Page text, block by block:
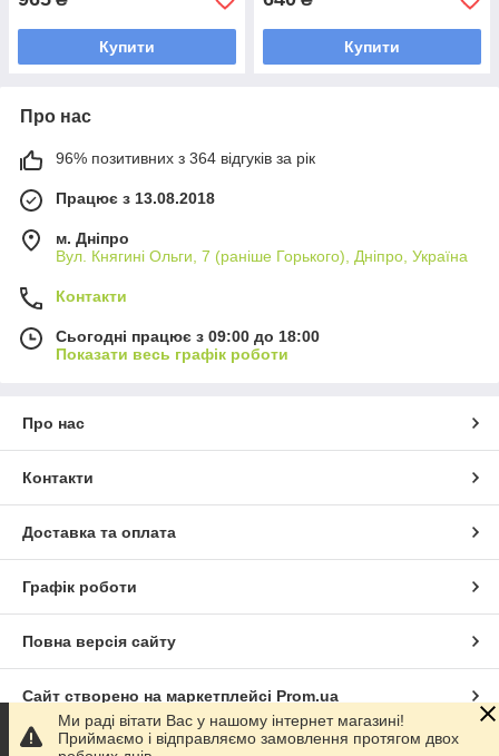
Купити Купити
Про нас
96% позитивних з 364 відгуків за рік
Працює з 13.08.2018
м. Дніпро
Вул. Княгині Ольги, 7 (раніше Горького), Дніпро, Україна
Контакти
Сьогодні працює з 09:00 до 18:00
Показати весь графік роботи
Про нас
Контакти
Доставка та оплата
Графік роботи
Повна версія сайту
Сайт створено на маркетплейсі Prom.ua
Політика конфіденційності
Ми раді вітати Вас у нашому інтернет магазині!
Приймаємо і відправляємо замовлення протягом двох